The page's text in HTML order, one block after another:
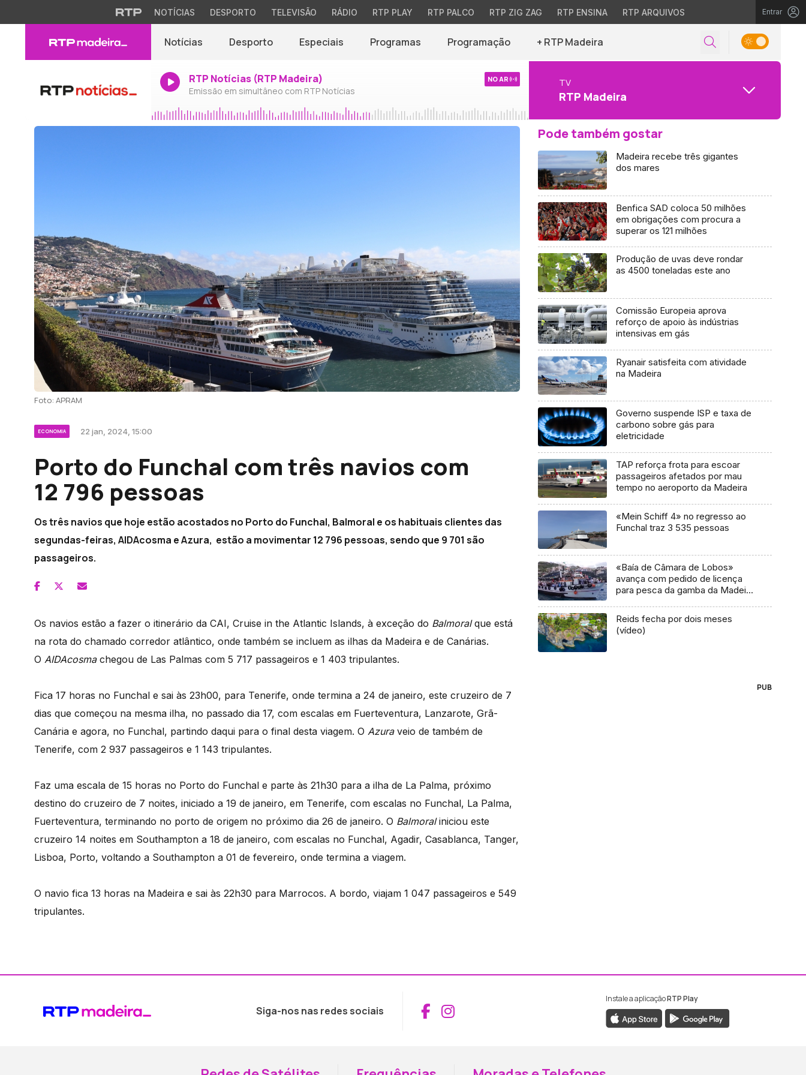
NOTÍCIAS DESPORTO TELEVISÃO RÁDIO RTP PLAY RTP PALCO RTP ZIG ZAG RTP ENSINA RTP ARQUIVOS Entrar
Notícias Desporto Especiais Programas Programação + RTP Madeira
RTP Notícias (RTP Madeira)
Emissão em simultâneo com RTP Notícias
NO AR TV
RTP Madeira
Foto: APRAM
ECONOMIA 22 jan, 2024, 15:00
Porto do Funchal com três navios com
12 796 pessoas
Os três navios que hoje estão acostados no Porto do Funchal, Balmoral e os habituais clientes das
segundas-feiras, AIDAcosma e Azura, estão a movimentar 12 796 pessoas, sendo que 9 701 são
passageiros.
Os navios estão a fazer o itinerário da CAI, Cruise in the Atlantic Islands, à exceção do Balmoralque está
na rota do chamado corredor atlântico, onde também se incluem as ilhas da Madeira e de Canárias.
O AIDAcosma chegou de Las Palmas com 5 717 passageiros e 1 403 tripulantes.
Fica 17 horas no Funchal e sai às 23h00, para Tenerife, onde termina a 24 de janeiro, este cruzeiro de 7
dias que começou na mesma ilha, no passado dia 17, com escalas em Fuerteventura, Lanzarote, Grã-
Canária e agora, no Funchal, partindo daqui para o final desta viagem. O Azuraveio de também de
Tenerife, com 2 937 passageiros e 1 143 tripulantes.
Faz uma escala de 15 horas no Porto do Funchal e parte às 21h30 para a ilha de La Palma, próximo
destino do cruzeiro de 7 noites, iniciado a 19 de janeiro, em Tenerife, com escalas no Funchal, La Palma,
Fuerteventura, terminando no porto de origem no próximo dia 26 de janeiro. O Balmoraliniciou este
cruzeiro 14 noites em Southampton a 18 de janeiro, com escalas no Funchal, Agadir, Casablanca, Tanger,
Lisboa, Porto, voltando a Southampton a 01 de fevereiro, onde termina a viagem.
O navio fica 13 horas na Madeira e sai às 22h30 para Marrocos. A bordo, viajam 1 047 passageiros e 549
tripulantes.
Pode também gostar
Madeira recebe três gigantes
dos mares
Benfica SAD coloca 50 milhões
em obrigações com procura a
superar os 121 milhões
Produção de uvas deve rondar
as 4500 toneladas este ano
Comissão Europeia aprova
reforço de apoio às indústrias
intensivas em gás
Ryanair satisfeita com atividade
na Madeira
Governo suspende ISP e taxa de
carbono sobre gás para
eletricidade
TAP reforça frota para escoar
passageiros afetados por mau
tempo no aeroporto da Madeira
«Mein Schiff 4» no regresso ao
Funchal traz 3 535 pessoas
«Baía de Câmara de Lobos»
avança com pedido de licença
para pesca da gamba da Madeira
Reids fecha por dois meses
(vídeo)
PUB
Siga-nos nas redes sociais Aceder ao Facebook da RTP Madeira
Aceder ao Instagram da RTP Madeira
Instale a aplicaçãoRTP Play